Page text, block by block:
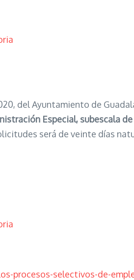
del Ayuntamiento de
Especial, subescala
será de veinte días
procesos-selectivos-de-